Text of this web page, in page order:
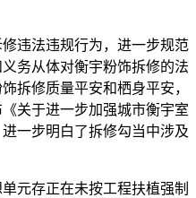
违法违规行为，进一步规范
务从体对衡宇粉饰拆修的法
拆修质量平安和栖身平安，
关于进一步加强城市衡宇室
一步明白了拆修勾当中涉及
存正在未按工程扶植强制